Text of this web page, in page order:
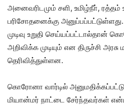
அனைவரிடமும் சளி, உமிழ்நீா், ரத்தம்
பரிசோதனைக்கு
முடிவு உறுதி செய்யப்பட்டால்தான்
அறிவிக்க முடியும் என திருச்சி
தெரிவித்துள்ளன.
கொரோனா வார்டில்
மியான்மர் நாட்டை சேர்ந்தவர்கள்